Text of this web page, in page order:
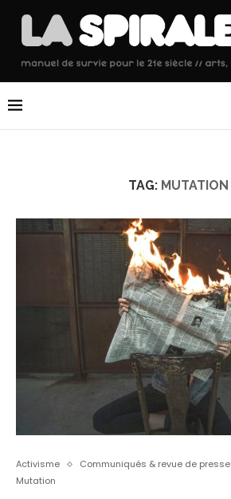
TAG: MUTATION
Activisme Communiqués & revue de presse
Mutation